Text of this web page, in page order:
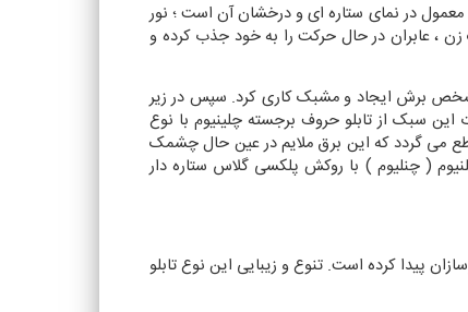
معمول در نمای ستاره ای و درخشان آن است ؛ نور
، عابران در حال حرکت را به خود جذب کرده و
مشخص برش ایجاد و مشبک کاری کرد. سپس در زیر
سبک از تابلو حروف برجسته چلینیوم با نوع
می گردد که این برق ملایم در عین حال چشمک
( چنلیوم ) با روکش پلکسی گلاس ستاره دار
پیدا کرده است. تنوع و زیبایی این نوع تابلو